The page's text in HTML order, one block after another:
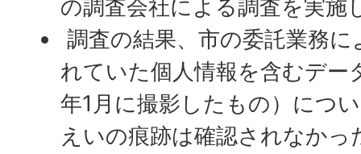
の調査会社による調査を実施
調査の結果、市の委託業務
れていた個人情報を含むデ
年1月に撮影したもの）につ
えいの痕跡は確認されなか